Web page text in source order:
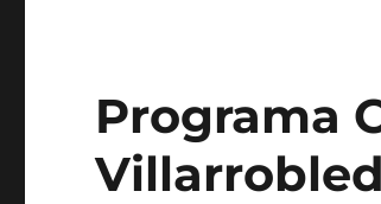
Programa